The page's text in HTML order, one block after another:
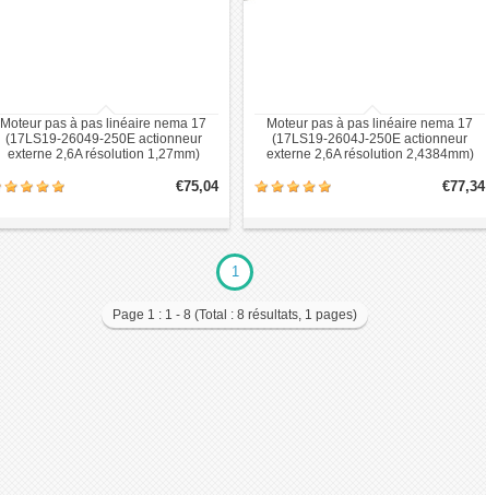
Moteur pas à pas linéaire nema 17
(17LS19-26049-250E actionneur
externe 2,6A résolution 1,27mm)
€75,04
Moteur pas à pas linéaire nema 17
(17LS19-2604J-250E actionneur
externe 2,6A résolution 2,4384mm)
€77,34
1
Page 1 : 1 - 8 (Total : 8 résultats, 1 pages)